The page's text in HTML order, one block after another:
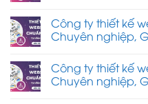
Công ty thiết kế
Chuyên nghiệp,
Công ty thiết kế
Chuyên nghiệp,